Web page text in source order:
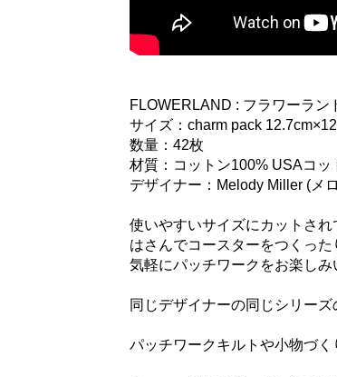
FLOWERLAND : フラワーラン
サイズ：charm pack
数量：42枚
材質：コットン100% USAコッ
デザイナー：Melody Miller (メ
使いやすいサイズにカットさ
はさんでコースターをつくった
気軽にパッチワークをお楽しみ
同じデザイナーの同じシリー
パッチワークキルトや小物づ